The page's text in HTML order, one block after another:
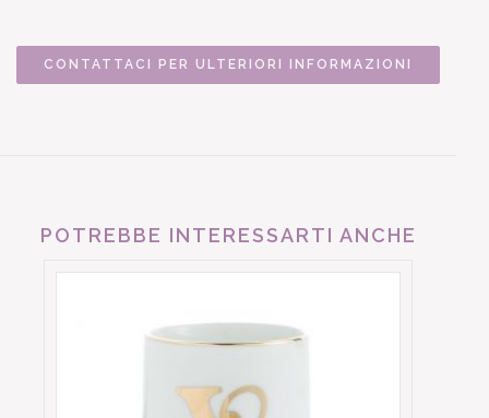
CONTATTACI PER ULTERIORI INFORMAZIONI
POTREBBE INTERESSARTI ANCHE